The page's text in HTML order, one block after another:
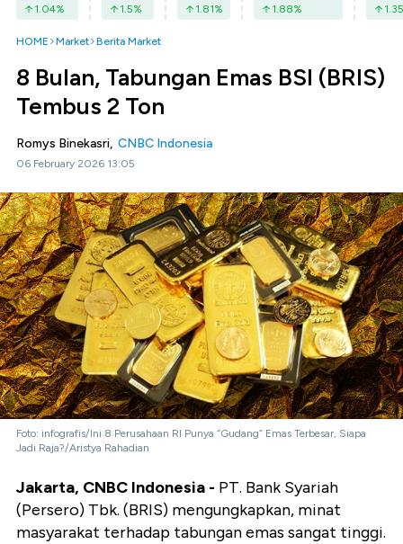
1.04% 1.5% 1.81% 1.88% 1.35
HOME Market Berita Market
8 Bulan, Tabungan Emas BSI (BRIS)
Tembus 2 Ton
Romys Binekasri, CNBC Indonesia
06 February 2026 13:05
Foto: infografis/Ini 8 Perusahaan RI Punya “Gudang” Emas Terbesar, Siapa
Jadi Raja?/Aristya Rahadian
Jakarta, CNBC Indonesia - PT. Bank Syariah
(Persero) Tbk. (BRIS) mengungkapkan, minat
masyarakat terhadap tabungan emas sangat tinggi.